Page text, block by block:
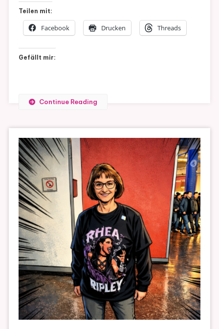
Teilen mit:
Facebook Drucken Threads
Gefällt mir:
Continue Reading